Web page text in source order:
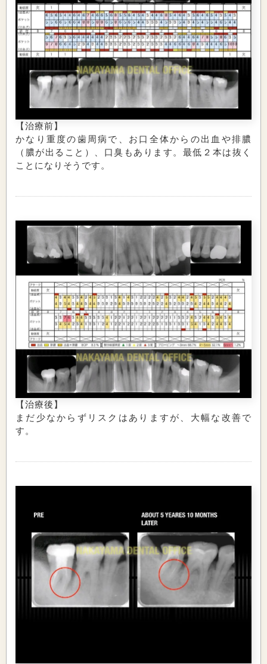
【治療前】
かなり重度の歯周病で、お口全体からの出血や排膿
（膿が出ること）、口臭もあります。最低２本は抜く
ことになりそうです。
【治療後】
まだ少なからずリスクはありますが、大幅な改善で
す。